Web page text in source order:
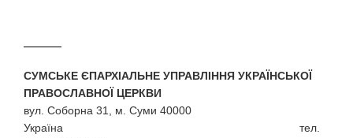
СУМСЬКЕ ЄПАРХІАЛЬНЕ УПРАВЛІННЯ УКРАЇНСЬКОЇ
ПРАВОСЛАВНОЇ ЦЕРКВИ
вул. Соборна 31, м. Суми 40000
Україна тел.